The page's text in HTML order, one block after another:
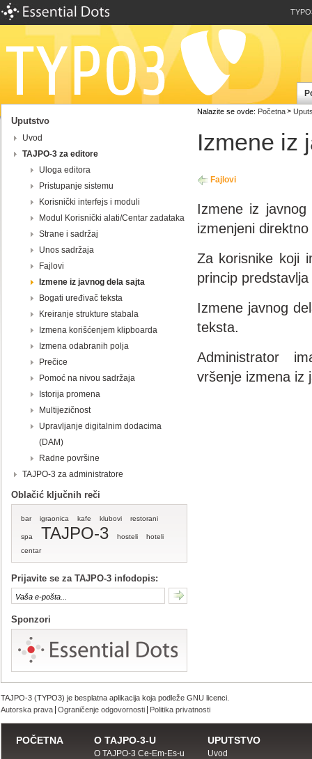
Uputstvo
Uvod
TAJPO-3 za editore
Uloga editora
Pristupanje sistemu
Korisnički interfejs i moduli
Modul Korisnički alati/Centar zadataka
Strane i sadržaj
Unos sadržaja
Fajlovi
Izmene iz javnog dela sajta
Bogati uređivač teksta
Kreiranje strukture stabala
Izmena korišćenjem klipboarda
Izmena odabranih polja
Prečice
Pomoć na nivou sadržaja
Istorija promena
Multijezičnost
Upravljanje digitalnim dodacima
(DAM)
Radne površine
TAJPO-3 za administratore
Oblačić ključnih reči
bar igraonica kafe klubovi restorani
spa TAJPO-3 hosteli
hoteli
centar
Prijavite se za TAJPO-3 infodopis:
Sponzori
Nalazite se ovde: Početna
Izmene iz
Fajlovi
Izmene iz
izmenjeni
Za korisnike koji
princip
Izmene javnog
teksta.
Administrator
vršenje izmena iz
TAJPO-3 (TYPO3) je besplatna aplikacija koja podleže GNU licenci.
Autorska prava
Ograničenje odgovornosti Politika privatnosti
POČETNA O TAJPO-3-U
O TAJPO-3 Ce-Em-Es-u
UPUTSTVO
Uvod